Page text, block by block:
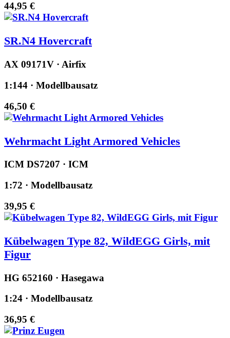
44,95 €
SR.N4 Hovercraft
AX 09171V · Airfix
1:144 · Modellbausatz
46,50 €
Wehrmacht Light Armored Vehicles
ICM DS7207 · ICM
1:72 · Modellbausatz
39,95 €
Kübelwagen Type 82, WildEGG Girls, mit
Figur
HG 652160 · Hasegawa
1:24 · Modellbausatz
36,95 €